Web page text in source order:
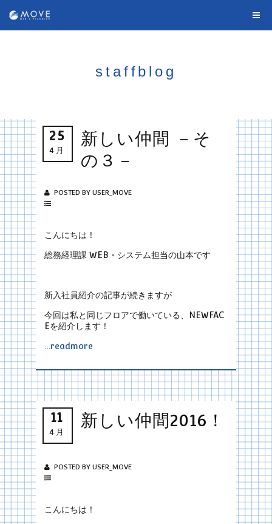
staffblog
25
4月
新しい仲間 －そ
の３－
POSTED BY USER_MOVE
こんにちは！
総務経理課 WEB・システム担当の山本です
新入社員紹介の記事が続きますが
今回は私と同じフロアで働いている、NEWFAC
Eを紹介します！
…readmore
11
4月
新しい仲間2016！
POSTED BY USER_MOVE
こんにちは！